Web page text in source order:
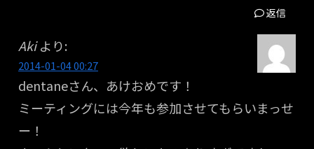
返信
Aki より:
2014-01-04 00:27
dentaneさん、あけおめです！
ミーティングには今年も参加させてもらいまっせ
ー！